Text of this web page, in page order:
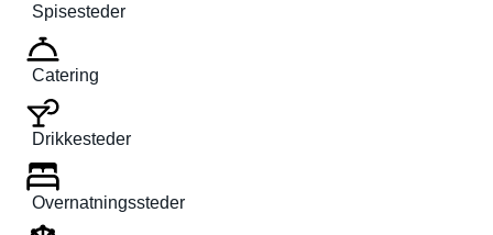
Spisesteder
Catering
Drikkesteder
Overnatningssteder